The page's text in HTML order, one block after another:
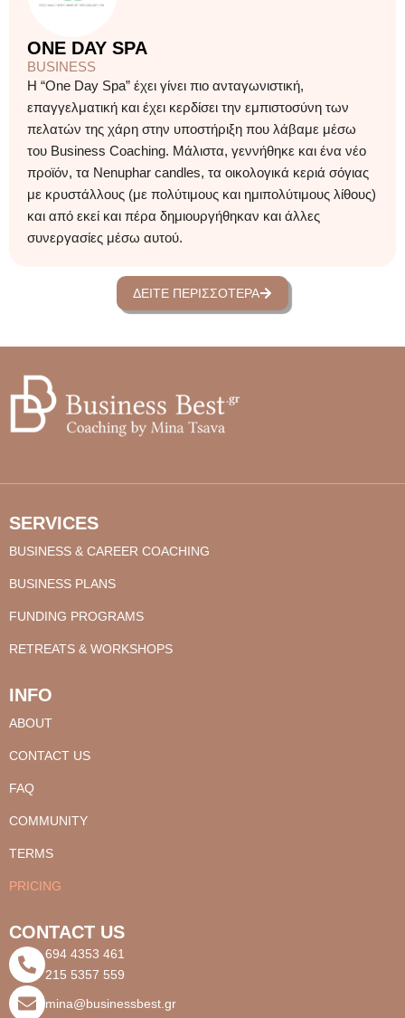
ONE DAY SPA
BUSINESS
Η “One Day Spa” έχει γίνει πιο ανταγωνιστική,
επαγγελματική και έχει κερδίσει την εμπιστοσύνη των
πελατών της χάρη στην υποστήριξη που λάβαμε μέσω
του Business Coaching. Μάλιστα, γεννήθηκε και ένα νέο
προϊόν, τα Nenuphar candles, τα οικολογικά κεριά σόγιας
με κρυστάλλους (με πολύτιμους και ημιπολύτιμους λίθους)
και από εκεί και πέρα δημιουργήθηκαν και άλλες
συνεργασίες μέσω αυτού.
ΔΕΊΤΕ ΠΕΡΙΣΣΌΤΕΡΑ
SERVICES
BUSINESS & CAREER COACHING
BUSINESS PLANS
FUNDING PROGRAMS
RETREATS & WORKSHOPS
INFO
ABOUT
CONTACT US
FAQ
COMMUNITY
TERMS
PRICING
CONTACT US
694 4353 461
215 5357 559
mina@businessbest.gr